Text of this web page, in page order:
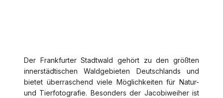
Der Frankfurter Stadtwald gehört zu den größten
innerstädtischen Waldgebieten Deutschlands und
bietet überraschend viele Möglichkeiten für Natur-
und Tierfotografie. Besonders der Jacobiweiher ist